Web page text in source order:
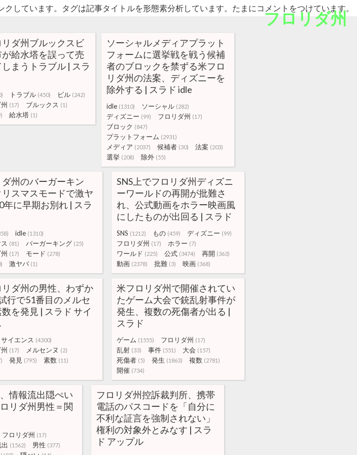
しています。タグは記事タイトルを形態素分析しています。たまにコメントをつけています。
フロリダ州
ダ州ブルックスビ
が給水塔を誤って売
まうトラブル | スラ
トラブル (450) ビル (242)
(17) ブルックス (1)
給水塔 (1)
ソーシャルメディアプラット
フォームに選挙戦を戦う候補
者のブロックを禁ずる米フロ
リダ州の法案、ディズニーを
除外する | スラド idle
idle (1310) ソーシャル (282)
ディズニー (99) フロリダ州 (17)
ブロック (847)
プラットフォーム (2931)
メディア (2037) 候補者 (30) 法案 (203)
選挙 (208) 除外 (55)
ダ州のバーガーキン
リスマスモードで激ヤ
年に早期お別れ | スラ
idle (1310)
(81) バーガーキング (25)
(17) モード (278)
激ヤバ (1)
SNS上でフロリダ州ディズニ
ーワールドの再開が批難さ
れ、公式動画をホラー映画風
にしたものが出回る | スラド
SNS (1212) もの (459) ディズニー (99)
フロリダ州 (17) ホラー (7)
ワールド (225) 公式 (3474) 再開 (363)
動画 (2378) 批難 (3) 映画 (368)
ダ州の男性、わずか
行で51番目のメルセ
を発見 | スラド サイ
サイエンス (4300)
(17) メルセンヌ (2)
発見 (795) 素数 (11)
米フロリダ州で開催されてい
たゲーム大会で銃乱射事件が
発生、複数の死傷者が出る |
スラド
ゲーム (1555) フロリダ州 (17)
乱射 (33) 事件 (551) 大会 (157)
死傷者 (5) 発生 (1863) 複数 (2781)
開催 (734)
情報流出隠ぺい
リダ州男性＝関
フロリダ州 (17)
(1562) 男性 (377)
フロリダ州控訴裁判所、携帯
電話のパスコードを「自分に
不利な証言を強制されない」
権利の対象外とみなす | スラ
ド アップル